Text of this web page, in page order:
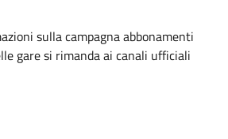
sulla campagna abbonamenti
gare si rimanda ai canali ufficiali